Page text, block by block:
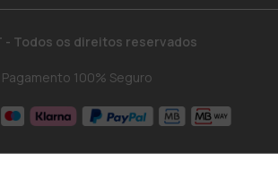
- Todos os direitos reservados
Pagamento 100% Seguro